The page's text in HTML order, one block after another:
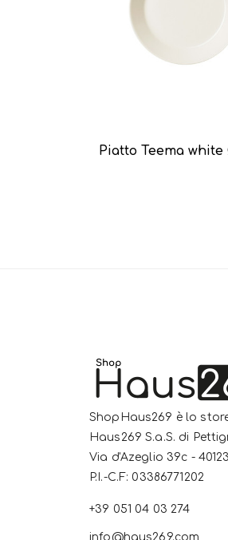
Piatto Teema white
ShopHaus269 è lo
Haus269 S.a.S. di
Via d'Azeglio 39c -
P.I.-C.F: 03386771202
+39 051 04 03 274
info@haus269.com